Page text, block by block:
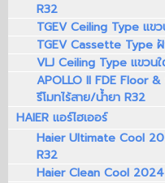
R32
TGEV Ceiling Type แข
TGEV Cassette Type
VLJ Ceiling Type แขวน
APOLLO II FDE Floor
รีโมทไร้สาย/น้ำยา R32
HAIER แอร์ไฮเออร์
Haier Ultimate Cool
R32
Haier Clean Cool